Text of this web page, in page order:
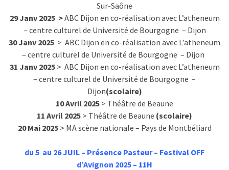
Sur-Saône
29 Janv 2025 >ABC Dijon en co-réalisation avec L’atheneum
– centre culturel de Université de Bourgogne – Dijon
30 Janv 2025 > ABC Dijon en co-réalisation avec L’atheneum
– centre culturel de Université de Bourgogne – Dijon
31 Janv 2025> ABC Dijon en co-réalisation avec L’atheneum
– centre culturel de Université de Bourgogne –
Dijon(scolaire)
10 Avril 2025 > Théâtre de Beaune
11 Avril 2025 > Théâtre de Beaune (scolaire)
20 Mai 2025> MA scène nationale – Pays de Montbéliard
du 5 au 26 JUIL – Présence Pasteur – Festival OFF
d’Avignon 2025 – 11H